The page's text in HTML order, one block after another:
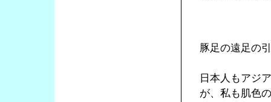
豚足の遠足の
日本人もアジ
が、私も肌色